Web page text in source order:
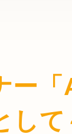
ー「
て